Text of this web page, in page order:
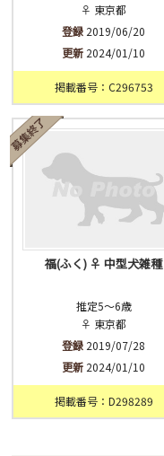
♀ 東京都
登録 2019/06/20
更新 2024/01/10
掲載番号：C296753
福(ふく) ♀ 中型犬雑種
推定5〜6歳
♀ 東京都
登録 2019/07/28
更新 2024/01/10
掲載番号：D298289